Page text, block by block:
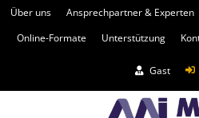
Über uns Ansprechpartner & Experten
Online-Formate
Unterstützung
Gast